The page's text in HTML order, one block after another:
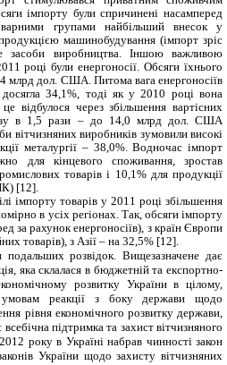
імпорту були спричинені насамперед
групами найбільший внесок у
машинобудування (імпорт зріс
виробництва. Іншою важливою
році були енергоносії. Обсяги їхнього
млрд дол. США. Питома вага енергоносіїв
34,1%, тоді як у 2010 році вона
відбулося через збільшення вартісних
в 1,5 рази – до 14,0 млрд дол. США
вітчизняних виробників зумовили високі
металургії – 38,0%. Водночас імпорт
для кінцевого споживання, зростав
товарів і 10,1% для продукції
[12].
імпорту товарів у 2011 році збільшення
в усіх регіонах. Так, обсяги імпорту
за рахунок енергоносіїв), з країн Європи
товарів), з Азії – на 32,5% [12].
подальших розвідок.Вищезазначене дає
яка склалася в бюджетній та експортно-
розвитку України в цілому,
умовам реакції з боку держави щодо
рівня економічного розвитку держави,
підтримка та захист вітчизняного
року в Україні набрав чинності закон
України щодо захисту вітчизняних